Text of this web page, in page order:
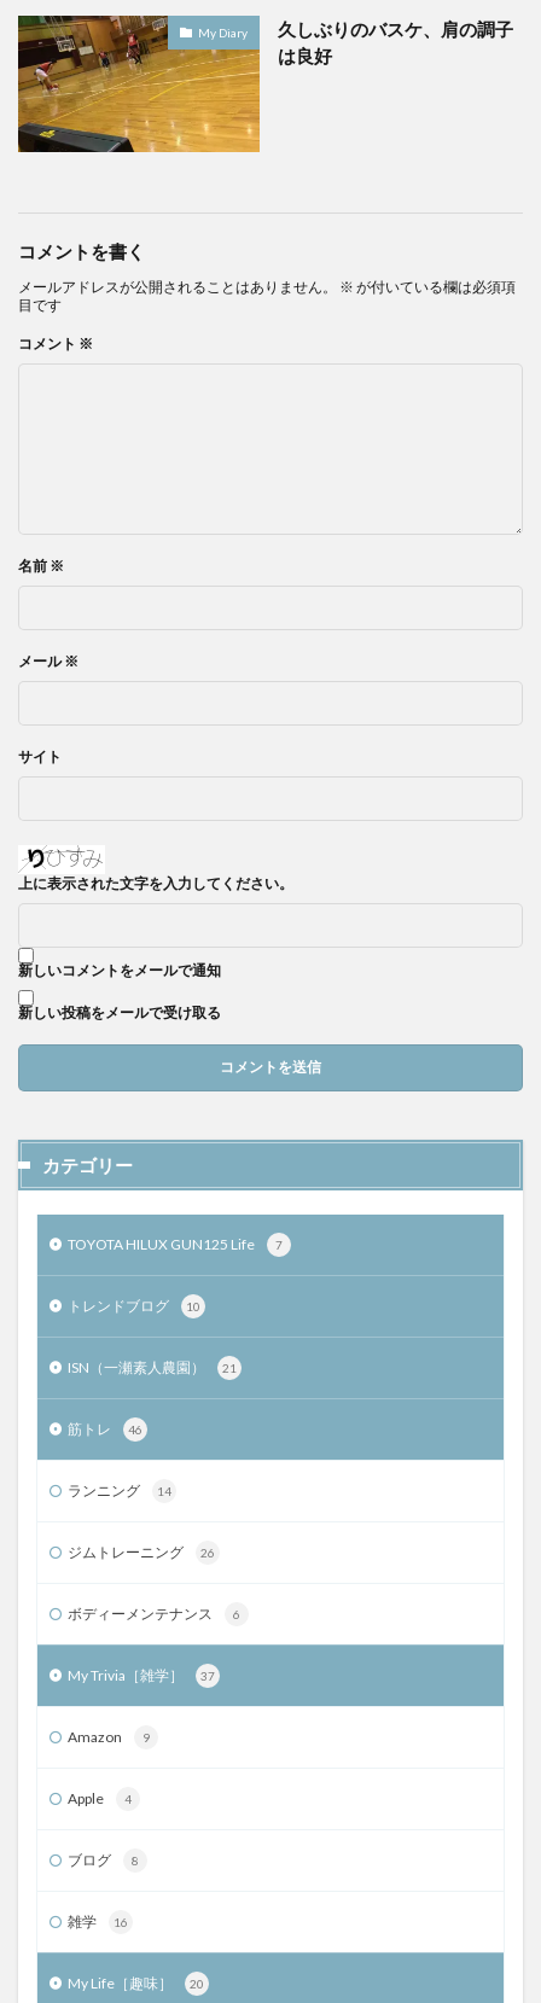
My Diary
久しぶりのバスケ、肩の調子
は良好
コメントを書く
メールアドレスが公開されることはありません。 ※ が付いている欄は必須項
目です
コメント ※
名前 ※
メール※
サイト
上に表示された文字を入力してください。
新しいコメントをメールで通知
新しい投稿をメールで受け取る
カテゴリー
TOYOTA HILUX GUN125 Life 7
トレンドブログ 10
ISN（一瀬素人農園） 21
筋トレ 46
ランニング 14
ジムトレーニング 26
ボディーメンテナンス 6
My Trivia［雑学］ 37
Amazon 9
Apple 4
ブログ 8
雑学 16
My Life［趣味］ 20